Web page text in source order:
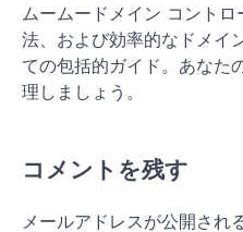
ムームードメイン コント
法、および効率的なドメイ
ての包括的ガイド。あなた
理しましょう。
コメントを残す
メールアドレスが公開され